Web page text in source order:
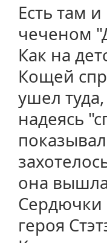
Есть там
чеченом
Как на
Кощей
ушел
надеясь
она
Сердючки
героя